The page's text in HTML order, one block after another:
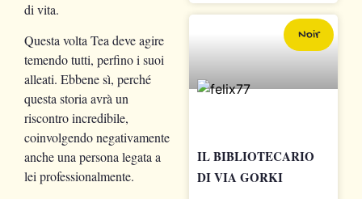
di vita.
Questa volta Tea deve agire
temendo tutti, perfino i suoi
alleati. Ebbene sì, perché
questa storia avrà un
riscontro incredibile,
coinvolgendo negativamente
anche una persona legata a
lei professionalmente.
Noir
IL BIBLIOTECARIO
DI VIA GORKI